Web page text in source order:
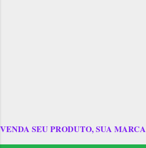
VENDA SEU PRODUTO, SUA MARCA